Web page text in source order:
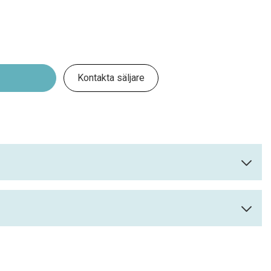
Kontakta säljare